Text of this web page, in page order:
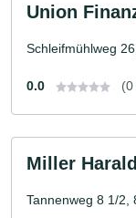
Union
Schleifmühlweg
0.0
Miller
Tannenweg 8 1/2,